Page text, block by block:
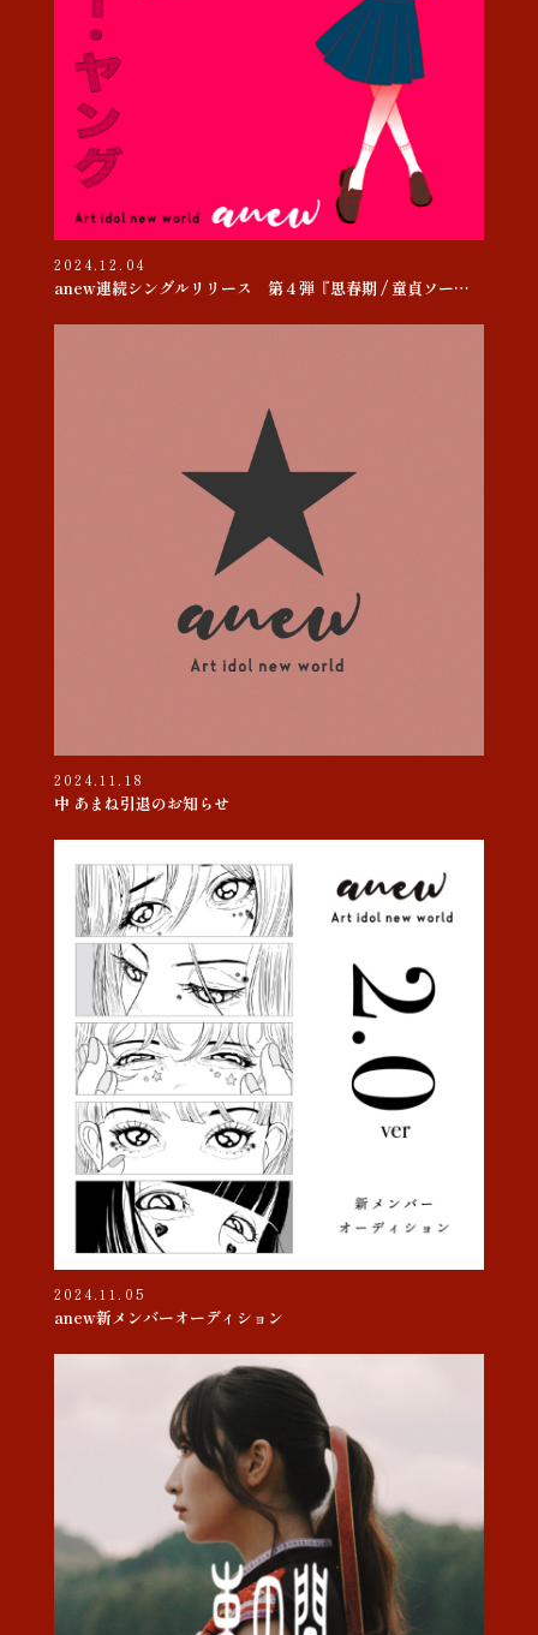
2024.12.04
anew連続シングルリリース 第４弾『思春期 / 童貞ソー・ヤング』
2024.11.18
中 あまね引退のお知らせ
2024.11.05
anew新メンバーオーディション